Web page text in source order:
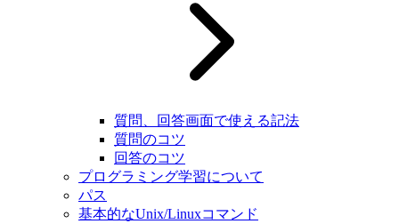
質問、回答画面で使える記法
質問のコツ
回答のコツ
プログラミング学習について
パス
基本的なUnix/Linuxコマンド